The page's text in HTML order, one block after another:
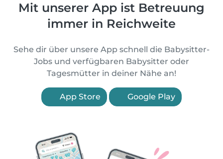
Mit unserer App ist Betreuung
immer in Reichweite
Sehe dir über unsere App schnell die Babysitter-
Jobs und verfügbaren Babysitter oder
Tagesmütter in deiner Nähe an!
App Store Google Play